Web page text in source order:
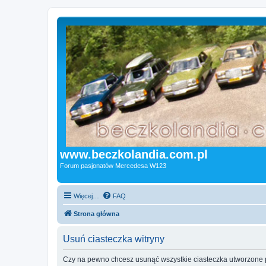
www.beczkolandia.com.pl
Forum pasjonatów Mercedesa W123
Więcej… FAQ
Strona główna
Usuń ciasteczka witryny
Czy na pewno chcesz usunąć wszystkie ciasteczka utworzone